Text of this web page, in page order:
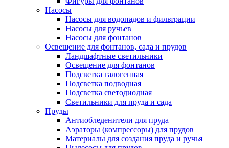
Насосы
Насосы для водопадов и фильтрации
Насосы для ручьев
Насосы для фонтанов
Освещение для фонтанов, сада и прудов
Ландшафтные светильники
Освещение для фонтанов
Подсветка галогенная
Подсветка подводная
Подсветка светодиодная
Светильники для пруда и сада
Пруды
Антиобледенители для пруда
Аэраторы (компрессоры) для прудов
Материалы для создания пруда и ручья